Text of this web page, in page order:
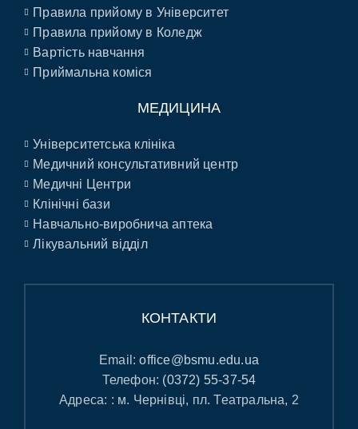
Правила прийому в Університет
Правила прийому в Коледж
Вартість навчання
Приймальна коміся
МЕДИЦИНА
Університетська клініка
Медичний консультативний центр
Медичні Центри
Клінічні бази
Навчально-виробнича аптека
Лікувальний відділ
КОНТАКТИ
Email:office@bsmu.edu.ua
Телефон: (0372) 55-37-54
Адреса: : м. Чернівці, пл. Театральна, 2